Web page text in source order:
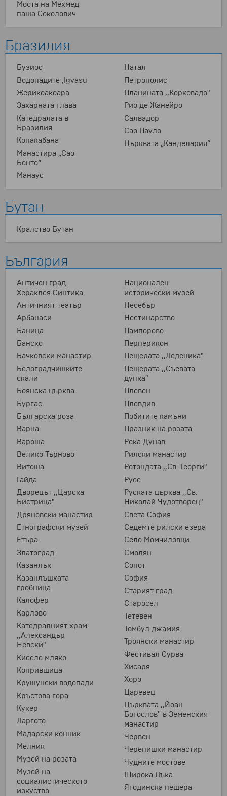
Моста на Мехмед
паша Соколович
Бразилия
Бузиос
Водопадите ,Igvasu
Жерикоакоара
Захарната глава
Катедралата в
Бразилия
Копакабана
Манастира „Сао
Бенто“
Манаус
Натал
Петрополис
Планината ,,Корковадо"
Рио де Жанейро
Салвадор
Сао Пауло
Църквата „Канделария“
Бутан
Кралство Бутан
България
Античен град
Хераклея Синтика
Античният театър
Арбанаси
Баница
Банско
Бачковски манастир
Белоградчишките
скали
Боянска църква
Бургас
Българска роза
Варна
Вароша
Велико Търново
Витоша
Гайда
Дворецът ,,Царска
Бистрица"
Дряновски манастир
Етнографски музей
Етъра
Златоград
Казанлък
Казанлъшката
гробница
Калофер
Карлово
Катедралният храм
,,Александър
Невски"
Кисело мляко
Копривщица
Крушунски водопади
Кръстова гора
Кукер
Ларгото
Мадарски конник
Мелник
Музей на розата
Музей на
социалистическото
изкуство
Национален
исторически музей
Несебър
Нестинарство
Пампорово
Перперикон
Пещерата ,,Леденика"
Пещерата ,,Съевата
дупка"
Плевен
Пловдив
Побитите камъни
Празник на розата
Река Дунав
Рилски манастир
Ротондата ,,Св. Георги"
Русе
Руската църква ,,Св.
Николай Чудотворец"
Света София
Седемте рилски езера
Село Момчиловци
Смолян
Сопот
София
Старият град
Старосел
Тетевен
Томбул джамия
Троянски манастир
Фестивал Сурва
Хисаря
Хоро
Царевец
Църквата ,,Йоан
Богослов'' в Земенския
манастир
Червен
Черепишки манастир
Чудните мостове
Широка Лъка
Ягодинска пещера